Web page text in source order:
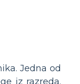
Jedna od
iz razreda.